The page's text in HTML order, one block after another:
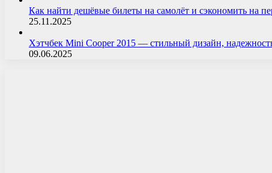
Как найти дешёвые билеты на самолёт и сэкономить на
25.11.2025
Хэтчбек Mini Cooper 2015 — стильный дизайн,
09.06.2025